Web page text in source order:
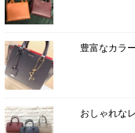
豊富なカラ
おしゃれな